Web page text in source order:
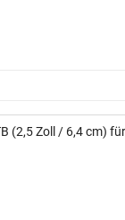
(2,5 Zoll / 6,4 cm)